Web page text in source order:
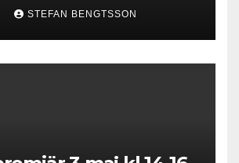
STEFAN BENGTSSON